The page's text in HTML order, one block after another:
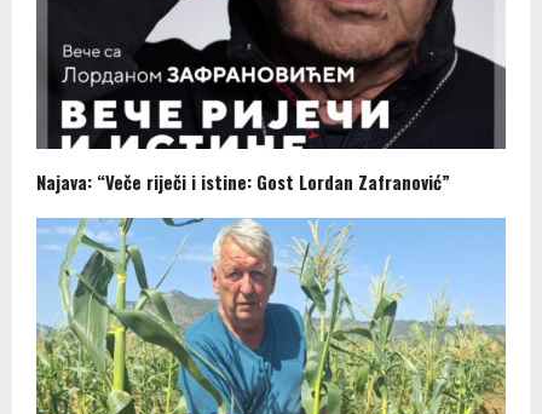
Najava: “Veče riječi i istine: Gost Lordan Zafranović”